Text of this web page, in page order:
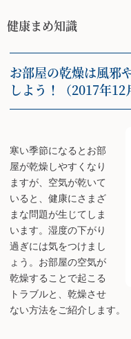
健康まめ知識
お部屋の乾燥は風邪
しよう！（2017年12
寒い季節になるとお部
屋が乾燥しやすくなり
ますが、空気が乾いて
いると、健康にさまざ
まな問題が生じてしま
います。湿度の下がり
過ぎには気をつけまし
ょう。お部屋の空気が
乾燥することで起こる
トラブルと、乾燥させ
ない方法をご紹介します。